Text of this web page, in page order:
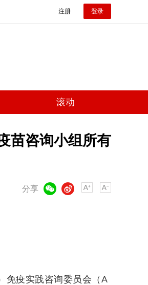
注册 登录
滚动
苗咨询小组所有
分享
微博
免疫实践咨询委员会（A